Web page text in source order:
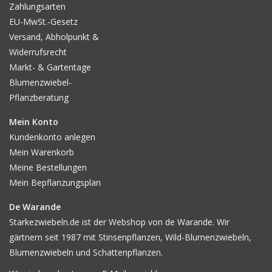
bleibt aber ein Risiko, denn die Dahlie ist nicht winterhart. Wenn
nach der Wachstumssaison mehr als genug Knollen da sind und
es schon anderswo einen sicheren Vorrat hat, kann mit den
verbleibenden Knollen dieses Risiko genommen werden. Es ist
nämlich so schon viel weniger Arbeit.
Zahlungsarten
EU-MwSt.-Gesetz
Versand, Abholpunkt &
Widerrufsrecht
Markt- & Gartentage
Blumenzwiebel-
Pflanzberatung
Mein Konto
Kundenkonto anlegen
Mein Warenkorb
Meine Bestellungen
Mein Bepflanzungsplan
De Warande
Starkezwiebeln.de ist der Webshop von de Warande. Wir
gärtnern seit 1987 mit Stinsenpflanzen, Wild-Blumenzwiebeln,
Blumenzwiebeln und Schattenpflanzen.